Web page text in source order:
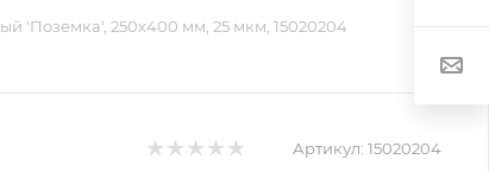
'Поземка', 250х400 мм, 25 мкм, 15020204
Артикул: 15020204